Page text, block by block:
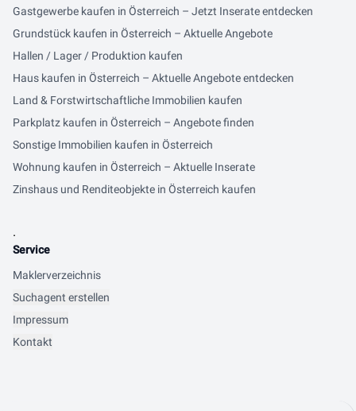
Gastgewerbe kaufen in Österreich – Jetzt Inserate entdecken
Grundstück kaufen in Österreich – Aktuelle Angebote
Hallen / Lager / Produktion kaufen
Haus kaufen in Österreich – Aktuelle Angebote entdecken
Land & Forstwirtschaftliche Immobilien kaufen
Parkplatz kaufen in Österreich – Angebote finden
Sonstige Immobilien kaufen in Österreich
Wohnung kaufen in Österreich – Aktuelle Inserate
Zinshaus und Renditeobjekte in Österreich kaufen
.
Service
Maklerverzeichnis
Suchagent erstellen
Impressum
Kontakt